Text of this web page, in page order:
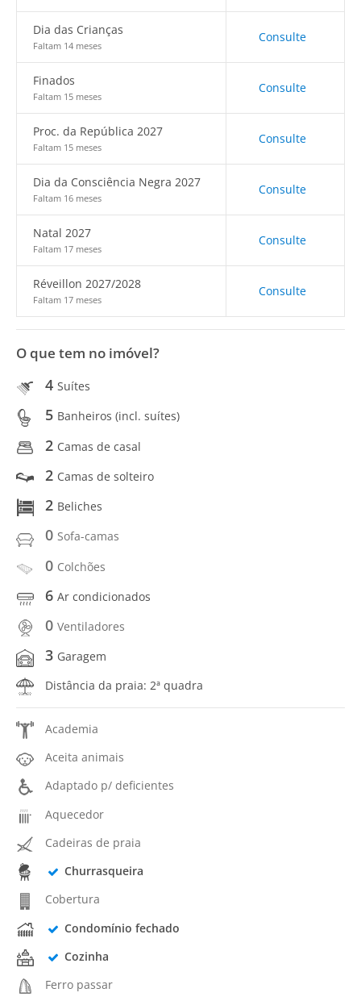
Dia das Crianças
Faltam 14 meses
Consulte
Finados
Faltam 15 meses
Consulte
Proc. da República 2027
Faltam 15 meses
Consulte
Dia da Consciência Negra 2027
Faltam 16 meses
Consulte
Natal 2027
Faltam 17 meses
Consulte
Réveillon 2027/2028
Faltam 17 meses
Consulte
O que tem no imóvel?
4 Suítes
5 Banheiros (incl. suítes)
2 Camas de casal
2 Camas de solteiro
2 Beliches
0 Sofa-camas
0 Colchões
6 Ar condicionados
0 Ventiladores
3 Garagem
Distância da praia: 2ª quadra
Academia
Aceita animais
Adaptado p/ deficientes
Aquecedor
Cadeiras de praia
Churrasqueira
Cobertura
Condomínio fechado
Cozinha
Ferro passar